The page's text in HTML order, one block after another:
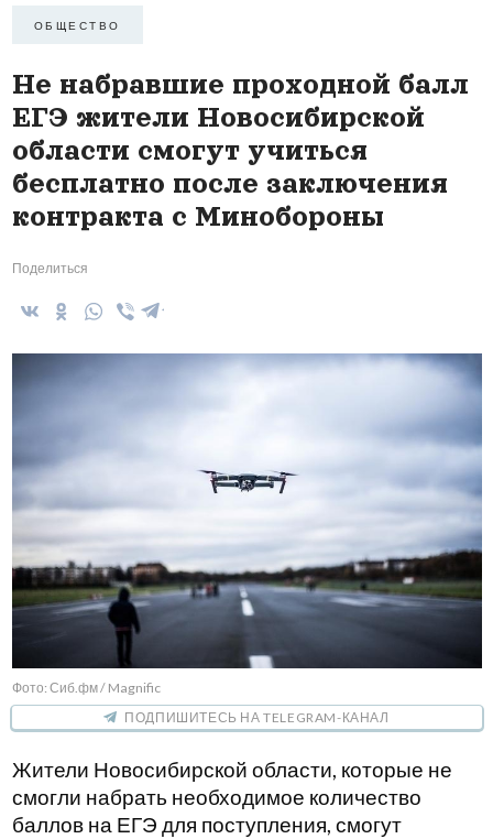
ОБЩЕСТВО
Не набравшие проходной балл
ЕГЭ жители Новосибирской
области смогут учиться
бесплатно после заключения
контракта с Минобороны
Поделиться
Фото: Сиб.фм / Magnific
ПОДПИШИТЕСЬ НА TELEGRAM-КАНАЛ
Жители Новосибирской области, которые не
смогли набрать необходимое количество
баллов на ЕГЭ для поступления, смогут